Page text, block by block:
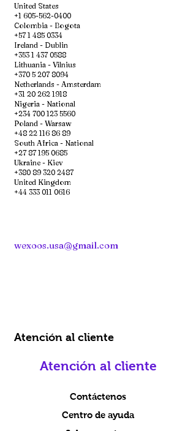
United States
+1 605-562-0400
Colombia - Bogota
+57 1 485 0334
Ireland - Dublin
+353 1 437 0588
Lithuania - Vilnius
+370 5 207 8094
Netherlands - Amsterdam
+31 20 262 1918
Nigeria - National
+234 700 123 5560
Poland - Warsaw
+48 22 116 86 89
South Africa - National
+27 87 195 0685
Ukraine - Kiev
+380 89 320 2487
United Kingdom
+44 333 011 0616
wexoos.usa@gmail.com
Atención al cliente
Atención al cliente
Contáctenos
Centro de ayuda